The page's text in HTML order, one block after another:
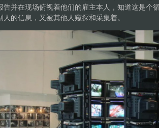
告并在现场俯视着他们的雇主本人，知道这是个
的信息，又被其他人窥探和采集着。